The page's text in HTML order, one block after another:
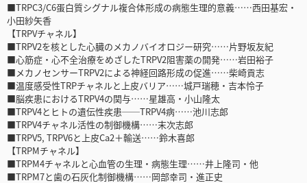
■TRPC3/C6蛋白質シグナル複合体形成の病態生理的意義……西田基宏・
小田紗矢香
【TRPVチャネル】
■TRPV2を核とした心臓のメカノバイオロジー研究……片野坂友紀
■心筋症・心不全治療をめざしたTRPV2阻害薬の開発……岩田裕子
■メカノセンサーTRPV2による神経回路形成の促進……柴崎貢志
■温度感受性TRPチャネルと上皮バリア……城戸瑞穂・吉本怜子
■脳疾患におけるTRPV4の関与……星雄高・小山隆太
■TRPV4とヒトの遺伝性疾患──TRPV4病……池川志郎
■TRPV4チャネル活性の制御機構……末次志郎
■TRPV5, TRPV6と上皮Ca2＋輸送……鈴木喜郎
【TRPMチャネル】
■TRPM4チャネルと心血管の生理・病態生理……井上隆司・他
■TRPM7と歯の石灰化制御機構……岡部幸司・進正史